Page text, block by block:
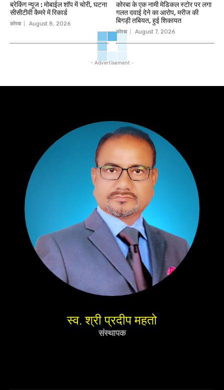
ब्रेकिंग न्यूज : मोबाईल शॉप में चोरी, घटना
सीसीटीवी कैमरे में रिकार्ड
कोरबा August 8, 2026
कोरबा के एक नामी मेडिकल स्टोर पर लगा
गलत दवाई देने का आरोप, मरीज की
बिगड़ी तबियत, हुई शिकायत
कोरबा August 7, 2026
- Advertisement -
स्व. श्री प्रदीप महतो
संस्थापक